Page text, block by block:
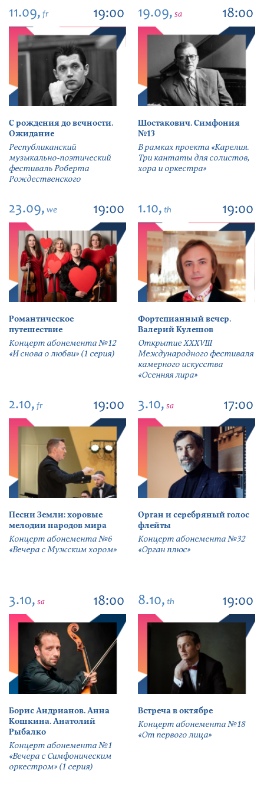
11.09, fr 19:00
С рождения до вечности.
Ожидание
Республиканский
музыкально-поэтический
фестиваль Роберта
Рождественского
19.09, sa 18:00
Шостакович. Симфония
№13
В рамках проекта «Карелия.
Три кантаты для солистов,
хора и оркестра»
23.09, we 19:00
Романтическое
путешествие
Концерт абонемента №12
«И снова о любви» (1 серия)
1.10, th 19:00
Фортепианный вечер.
Валерий Кулешов
Открытие ХХХVIII
Международного фестиваля
камерного искусства
«Осенняя лира»
2.10, fr 19:00
Песни Земли: хоровые
мелодии народов мира
Концерт абонемента №6
«Вечера с Мужским хором»
3.10, sa 17:00
Орган и серебряный голос
флейты
Концерт абонемента №32
«Орган плюс»
3.10, sa 18:00
Борис Андрианов. Анна
Кошкина. Анатолий
Рыбалко
Концерт абонемента №1
«Вечера с Симфоническим
оркестром» (1 серия)
8.10, th 19:00
Встреча в октябре
Концерт абонемента №18
«От первого лица»